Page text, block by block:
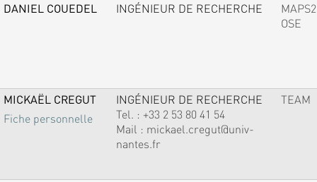
DANIEL COUEDEL INGÉNIEUR DE RECHERCHE
MAPS2
OSE
MICKAËL CREGUT
Fiche personnelle
INGÉNIEUR DE RECHERCHE
Tel. : +33 2 53 80 41 54
Mail : mickael.cregut@univ-
nantes.fr
TEAM